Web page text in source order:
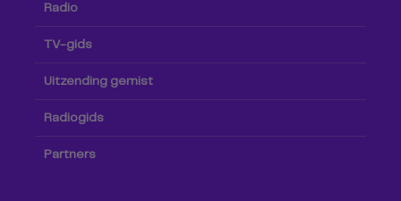
Radio
TV-gids
Uitzending gemist
Radiogids
Partners